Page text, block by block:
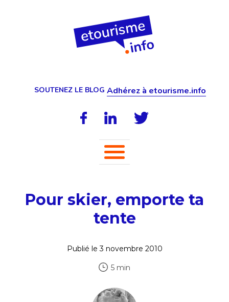
SOUTENEZ LE BLOG Adhérez à etourisme.info
Pour skier, emporte ta
tente
Publié le 3 novembre 2010
5 min